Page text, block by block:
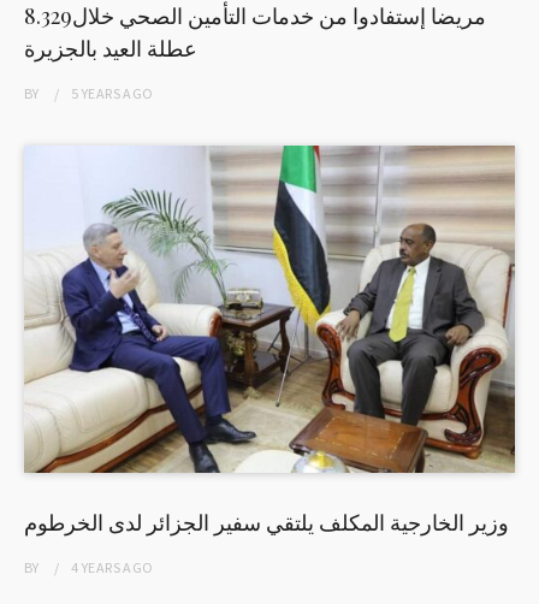
8.329مريضا إستفادوا من خدمات التأمين الصحي خلال
عطلة العيد بالجزيرة
BY 5 YEARSAGO
وزير الخارجية المكلف يلتقي سفير الجزائر لدى الخرطوم
BY 4 YEARSAGO